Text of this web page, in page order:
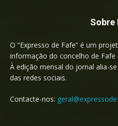
Sobre
O “Expresso de Fafe” é um
informação do concelho de Fafe
À edição mensal do jornal alia-
das redes sociais.
Contacte-nos: